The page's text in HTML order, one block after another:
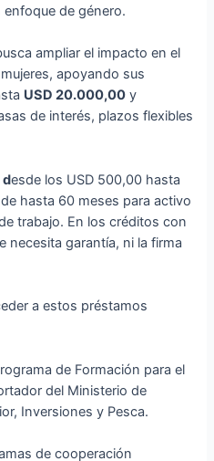
de género.
ampliar el impacto en el
apoyando sus
USD 20.000,00 y
de interés, plazos flexibles
desde los USD 500,00 hasta
hasta 60 meses para activo
trabajo. En los créditos con
necesita garantía, ni la firma
a estos préstamos
de Formación para el
del Ministerio de
Inversiones y Pesca.
de cooperación